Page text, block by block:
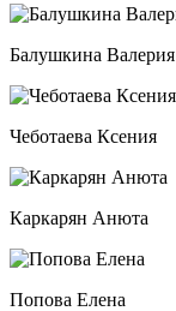
Балушкина Валерия
Чеботаева Ксения
Каркарян Анюта
Попова Елена